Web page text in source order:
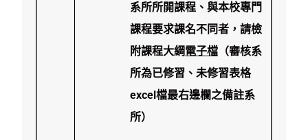
系所所開課程、與本校專門
課程要求課名不同者，請檢
附課程大綱電子檔 （審核系
所為已修習、未修習表格
excel檔最右邊欄之備註系
所）